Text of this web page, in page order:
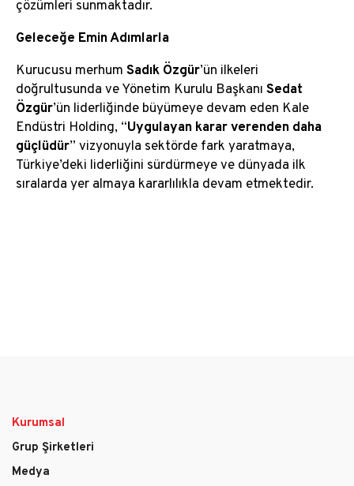
çözümleri sunmaktadır.
Geleceğe Emin Adımlarla
Kurucusu merhum Sadık Özgür’ün ilkeleri
doğrultusunda ve Yönetim Kurulu Başkanı Sedat
Özgür’ün liderliğinde büyümeye devam eden Kale
Endüstri Holding, “Uygulayan karar verenden daha
güçlüdür” vizyonuyla sektörde fark yaratmaya,
Türkiye’deki liderliğini sürdürmeye ve dünyada ilk
sıralarda yer almaya kararlılıkla devam etmektedir.
Main
navigation
Kurumsal
Grup Şirketleri
Medya